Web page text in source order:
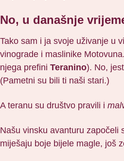
No, u današnje
Tako sam i ja svoje uživanje u
vinograde i maslinike
njega prefini Teranino). No,
(Pametni su bili ti naši stari.)
A teranu su društvo pravili i
Našu vinsku avanturu započeli
miješaju boje bijele magle, još